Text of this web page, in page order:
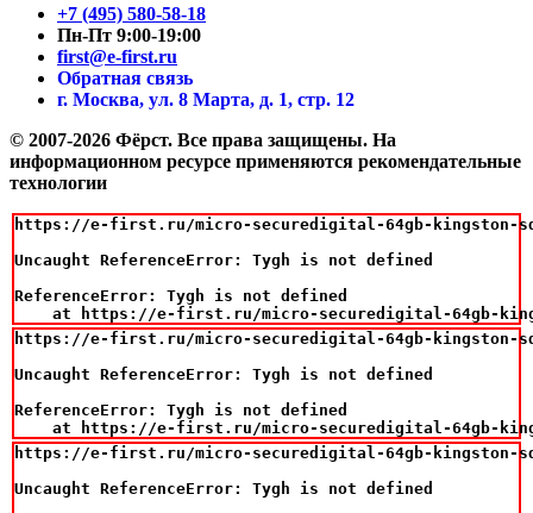
+7 (495) 580-58-18
Пн-Пт 9:00-19:00
first@e-first.ru
Обратная связь
г. Москва, ул. 8 Марта, д. 1, стр. 12
© 2007-2026 Фёрст. Все права защищены. На
информационном ресурсе применяются рекомендательные
технологии
https://e-first.ru/micro-securedigital-64gb-kingston-
Uncaught ReferenceError: Tygh is not defined
ReferenceError: Tygh is not defined
at https://e-first.ru/micro-securedigital-64gb-
https://e-first.ru/micro-securedigital-64gb-kingston-
Uncaught ReferenceError: Tygh is not defined
ReferenceError: Tygh is not defined
at https://e-first.ru/micro-securedigital-64gb-
https://e-first.ru/micro-securedigital-64gb-kingston-
Uncaught ReferenceError: Tygh is not defined